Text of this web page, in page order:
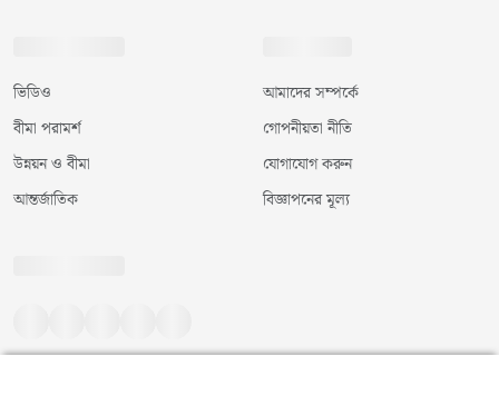
ভিডিও
বীমা পরামর্শ
উন্নয়ন ও বীমা
আন্তর্জাতিক
আমাদের সম্পর্কে
গোপনীয়তা নীতি
যোগাযোগ করুন
বিজ্ঞাপনের মূল্য